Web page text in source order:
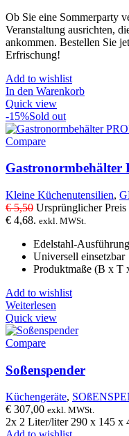
Ob Sie eine Sommerparty
Veranstaltung ausrichten,
ankommen. Bestellen Sie
Erfrischung!
Add to wishlist
In den Warenkorb
Quick view
-15%Sold out
Compare
Gastronormbehälter
Kleine Küchenutensilien,
€5,50 Ursprünglicher
€ 4,68. exkl. MWSt.
Edelstahl-Ausführung
Universell einsetzbar
Produktmaße (B x T
Add to wishlist
Weiterlesen
Quick view
Compare
Soßenspender
Küchengeräte,
€ 307,00 exkl. MWSt.
2x 2 Liter/liter 290 x 145 x